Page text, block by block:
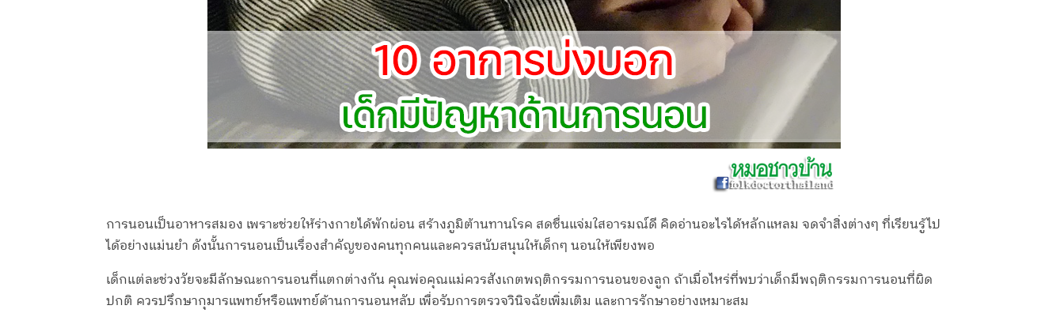
การนอนเป็นอาหารสมอง เพราะช่วยให้ร่างกายได้พักผ่อน สร้างภูมิต้านทานโรค สดชื่นแจ่มใสอารมณ์ดี คิดอ่านอะไรได้หลักแหลม จดจำสิ่งต่างๆ ที่เรียนรู้ไป
ได้อย่างแม่นยำ ดังนั้นการนอนเป็นเรื่องสำคัญของคนทุกคนและควรสนับสนุนให้เด็กๆ นอนให้เพียงพอ
เด็กแต่ละช่วงวัยจะมีลักษณะการนอนที่แตกต่างกัน คุณพ่อคุณแม่ควรสังเกตพฤติกรรมการนอนของลูก ถ้าเมื่อไหร่ที่พบว่าเด็กมีพฤติกรรมการนอนที่ผิด
ปกติ ควรปรึกษากุมารแพทย์หรือแพทย์ด้านการนอนหลับ เพื่อรับการตรวจวินิจฉัยเพิ่มเติม และการรักษาอย่างเหมาะสม